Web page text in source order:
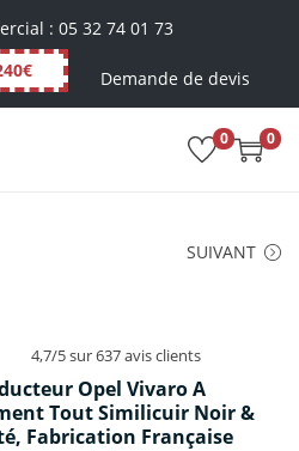
: 05 32 74 01 73
Demande de devis
0 0
SUIVANT
4,7/5 sur 637 avis clients
Opel Vivaro A
Tout Similicuir Noir &
Fabrication Française